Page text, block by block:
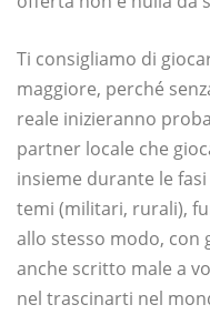
Ti consigliamo di
maggiore, perché
reale inizieranno
partner locale che
insieme durante le
temi (militari, rurali),
allo stesso modo, con
anche scritto male a
nel trascinarti nel